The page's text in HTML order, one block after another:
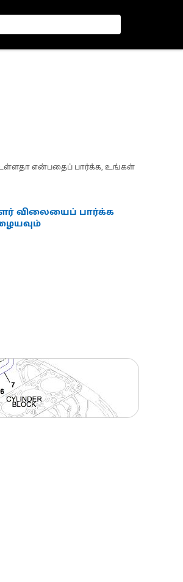
உள்ளதா என்பதைப் பார்க்க, உங்கள்
விலையைப் பார்க்க